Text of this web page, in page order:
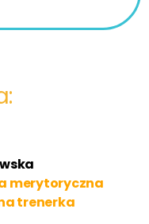
merytoryczna
trenerka